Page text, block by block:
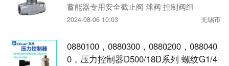
蓄能器专用安全截止阀 球阀 控制阀组
2024-08-06 10:03 无锡市
0880100，0880300，0880200，088040
0，压力控制器D500/18D系列 螺纹G1/4